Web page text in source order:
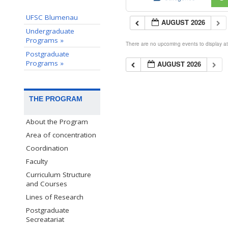
UFSC Blumenau
Undergraduate
Programs »
Postgraduate
Programs »
THE PROGRAM
About the Program
Area of concentration
Coordination
Faculty
Curriculum Structure
and Courses
Lines of Research
Postgraduate
Secreatariat
AUGUST 2026
There are no upcoming events to display
AUGUST 2026